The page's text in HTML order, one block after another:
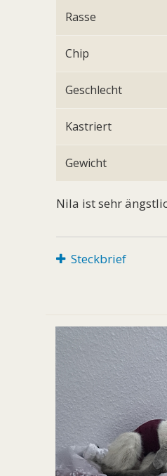
Rasse
Chip
Geschlecht
Kastriert
Gewicht
Nila ist sehr
Steckbrief